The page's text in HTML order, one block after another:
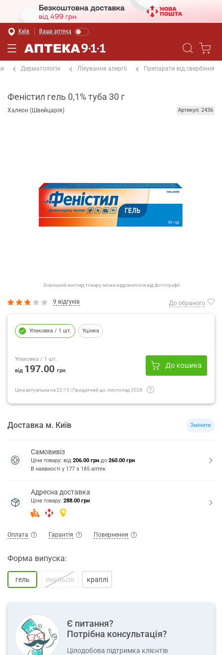
Київ Ваша аптека
Дерматологія Лікування алергії Препарати від свербіння
Феністил гель 0,1% туба 30 г
Халеон (Швейцарія) Артикул: 2436
Зовнішній вигляд товару може відрізнятися від фотографії
9 відгуків До обраного
Упаковка / 1 шт. Уцінка
Упаковка / 1 шт.
від 197.00 грн
До кошика
Ціна актуальна на22:15 | Придатний до: листопад 2026
Доставка м. Київ Змінити
Самовивіз
Ціна товару: від 206.00 грн до 260.00 грн
В наявності у 177 з 185 аптек
Адресна доставка
Ціна товару: 288.00 грн
Оплата Гарантія Повернення
Форма випуска:
гель емульсія краплі
Є питання?
Потрібна консультація?
Цілодобова підтримка клієнтів